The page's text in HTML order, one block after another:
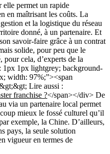
elle permet un rapide
en maîtrisant les coûts. La
et la logistique du réseau
donné, à un partenaire. Et
savoir-faire grâce à un contrat
solide, pour peu que le
pour cela, d’experts de la
1px 1px lightgrey; background-
width: 97%;”><span
Lire aussi :
franchise ?</span></div> De
via un partenaire local permet
mieux le fossé culturel qu’il
exemple, la Chine. D’ailleurs,
pays, la seule solution
vigueur en termes de